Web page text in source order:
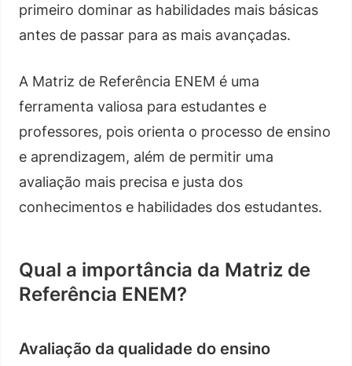
primeiro dominar as habilidades mais básicas
antes de passar para as mais avançadas.
A Matriz de Referência ENEM é uma
ferramenta valiosa para estudantes e
professores, pois orienta o processo de ensino
e aprendizagem, além de permitir uma
avaliação mais precisa e justa dos
conhecimentos e habilidades dos estudantes.
Qual a importância da Matriz de
Referência ENEM?
Avaliação da qualidade do ensino